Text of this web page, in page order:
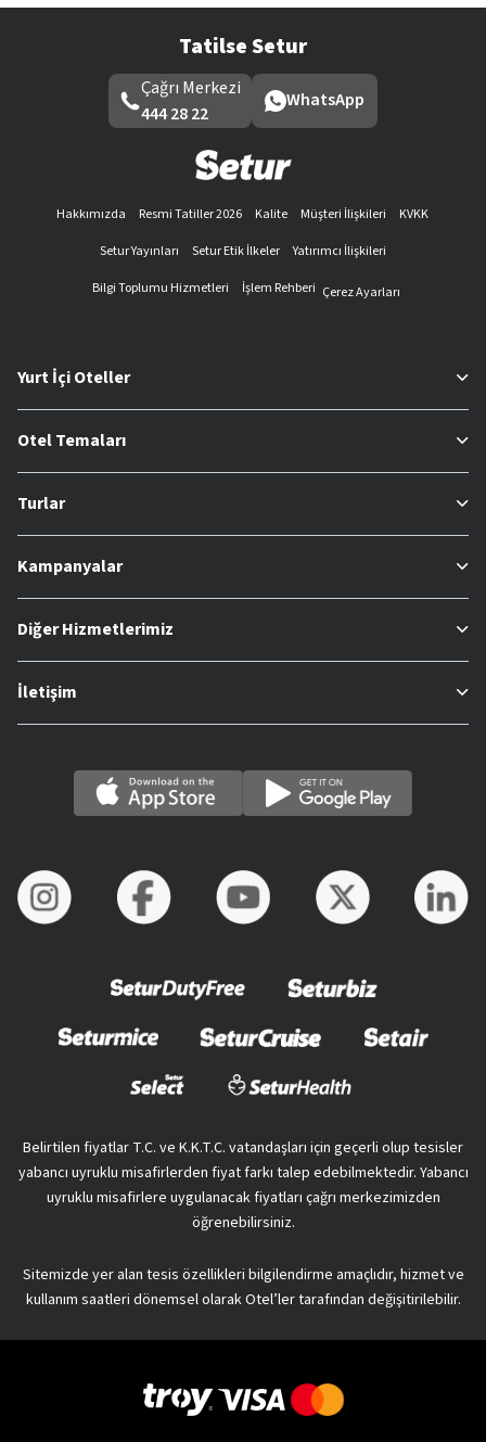
Tatilse Setur
Çağrı Merkezi
444 28 22
WhatsApp
Hakkımızda Resmi Tatiller 2026 Kalite Müşteri İlişkileri
KVKK
Setur Yayınları
Setur Etik İlkeler
Yatırımcı İlişkileri
Bilgi Toplumu Hizmetleri
İşlem Rehberi Çerez Ayarları
Yurt İçi Oteller
Otel Temaları
Turlar
Kampanyalar
Diğer Hizmetlerimiz
İletişim
Belirtilen fiyatlar T.C. ve K.K.T.C. vatandaşları için geçerli olup tesisler
yabancı uyruklu misafirlerden fiyat farkı talep edebilmektedir. Yabancı
uyruklu misafirlere uygulanacak fiyatları çağrı merkezimizden
öğrenebilirsiniz.
Sitemizde yer alan tesis özellikleri bilgilendirme amaçlıdır, hizmet ve
kullanım saatleri dönemsel olarak Otel’ler tarafından değişitirilebilir.